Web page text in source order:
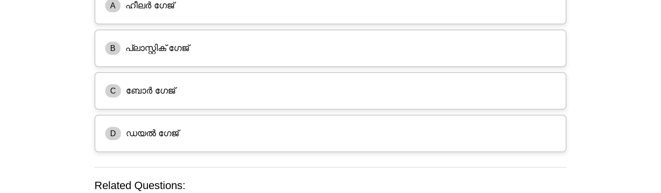
A ഹീലർ ഗേജ്
B പ്ലാസ്റ്റിക് ഗേജ്
C ബോർ ഗേജ്
D ഡയൽ ഗേജ്
Related Questions: